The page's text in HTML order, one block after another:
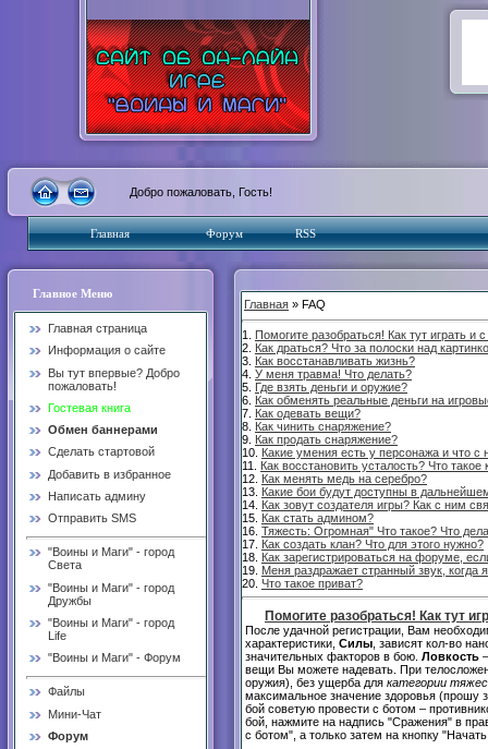
Добро пожаловать, Гость!
Главная Форум RSS
Главное Меню
Главная страница
Информация о сайте
Вы тут впервые? Добро
пожаловать!
Гостевая книга
Обмен баннерами
Сделать стартовой
Добавить в избранное
Написать админу
Отправить SMS
"Воины и Маги" - город
Света
"Воины и Маги" - город
Дружбы
"Воины и Маги" - город
Life
"Воины и Маги" - Форум
Файлы
Мини-Чат
Форум
Главная » FAQ
1.
Помогите разобраться! Как тут играть и
2. Как драться? Что за полоски над
3. Как восстанавливать жизнь?
4. У меня травма! Что делать?
5. Где взять деньги и оружие?
6. Как обменять реальные деньги на
7. Как одевать вещи?
8. Как чинить снаряжение?
9. Как продать снаряжение?
10. Какие умения есть у персонажа и что с
11.
Как восстановить усталость? Что
12. Как менять медь на серебро?
13. Какие бои будут доступны в
14. Как зовут создателя игры? Как с ним
15. Как стать админом?
16. Тяжесть: Огромная" Что такое? Что
17. Как создать клан? Что для этого нужно?
18. Как зарегистрироваться на форуме,
19. Меня раздражает странный звук, когда
20. Что такое приват?
Помогите разобраться! Как тут
После удачной регистрации, Вам
характеристики, Силы , зависят кол-во
значительных факторов в бою. Ловкость
вещи Вы можете надевать. При
оружия), без ущерба для категории
максимальное значение здоровья (прошу
бой советую провести с ботом –
бой, нажмите на надпись "Сражения" в
с ботом", а только затем на кнопку